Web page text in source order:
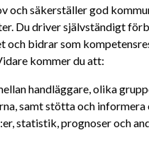
och säkerställer god
Du driver självständigt
och bidrar som
kommer du att:
handläggare, olika
samt stötta och
statistik, prognoser och